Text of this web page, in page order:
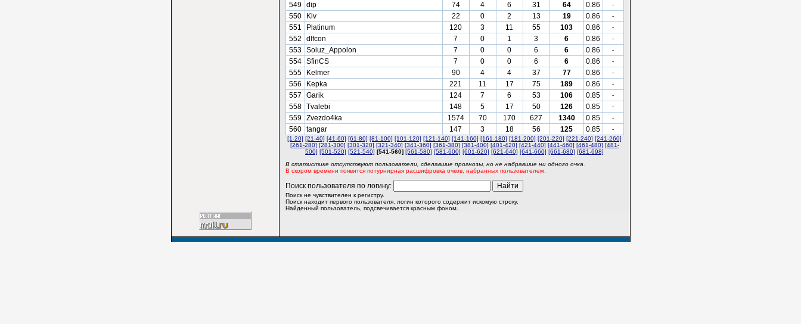
549 dip 74 4 6 31 64 0.86 -
550 Kiv 22 0 2 13 19 0.86 -
551 Platinum 120 3 11 55 103 0.86 -
552 dlfcon 7 0 1 3 6 0.86 -
553 Soiuz_Appolon 7 0 0 6 6 0.86 -
554 SfinCS 7 0 0 6 6 0.86 -
555 Kelmer 90 4 4 37 77 0.86 -
556 Kepka 221 11 17 75 189 0.86 -
557 Garik 124 7 6 53 106 0.85 -
558 Tvalebi 148 5 17 50 126 0.85 -
559 Zvezdo4ka 1574 70 170 627 1340 0.85 -
560 tangar 147 3 18 56 125 0.85
-
[1-20] [21-40] [41-60] [61-80] [81-100] [101-120] [121-140] [141-160] [161-180] [181-200] [201-220] [221-240] [241-260]
[261-280] [281-300] [301-320] [321-340] [341-360] [361-380] [381-400] [401-420] [421-440] [441-460] [461-480] [481-
500] [501-520] [521-540] [541-560] [561-580] [581-600] [601-620] [621-640] [641-660] [661-680] [681-698]
В статистике отсутствуют пользователи, сделавшие прогнозы, но не набравшие ни одного очка.
В скором времени появится потурнирная расшифровка очков, набранных пользователем.
Поиск пользователя по логину:
Поиск не чувствителен к регистру.
Поиск находит первого пользователя, логин которого содержит искомую строку.
Найденный пользователь, подсвечивается красным фоном.